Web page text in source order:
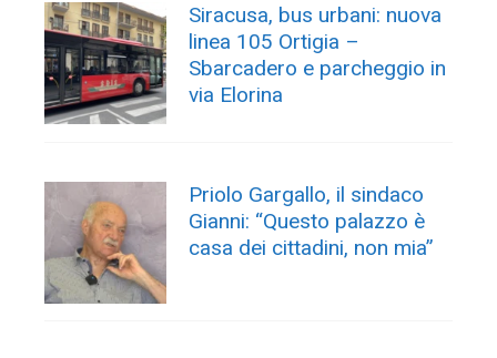
Siracusa, bus urbani: nuova
linea 105 Ortigia –
Sbarcadero e parcheggio in
via Elorina
Priolo Gargallo, il sindaco
Gianni: “Questo palazzo è
casa dei cittadini, non mia”